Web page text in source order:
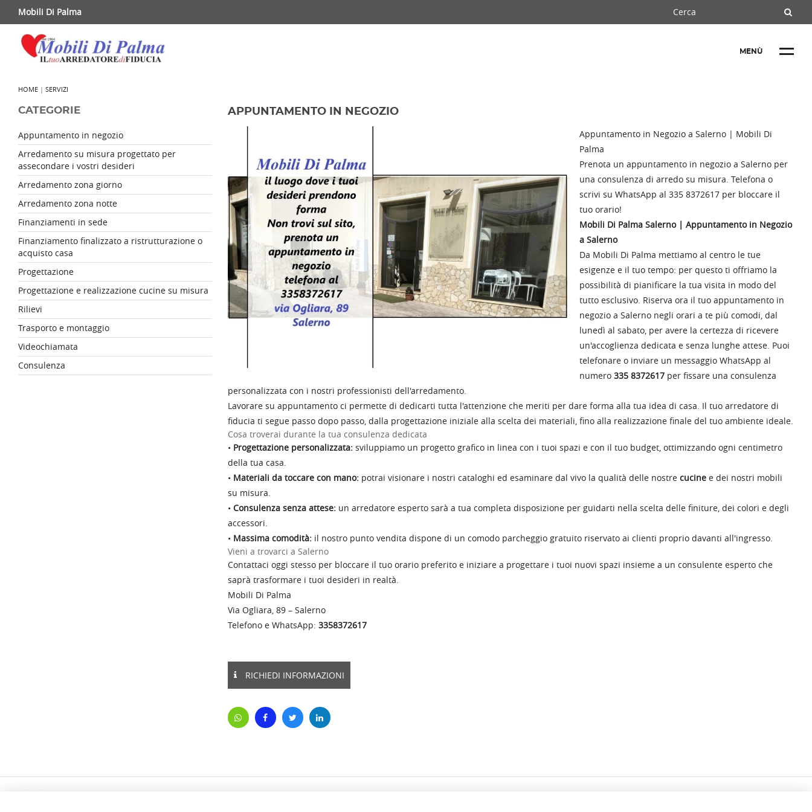
Mobili Di Palma
MENÙ
HOME | SERVIZI
CATEGORIE
Appuntamento in negozio
Arredamento su misura progettato per
assecondare i vostri desideri
Arredamento zona giorno
Arredamento zona notte
Finanziamenti in sede
Finanziamento finalizzato a ristrutturazione o
acquisto casa
Progettazione
Progettazione e realizzazione cucine su misura
Rilievi
Trasporto e montaggio
Videochiamata
Consulenza
APPUNTAMENTO IN NEGOZIO
Appuntamento in Negozio a Salerno | Mobili Di
Palma
Prenota un appuntamento in negozio a Salerno per
una consulenza di arredo su misura. Telefona o
scrivi su WhatsApp al 335 8372617 per bloccare il
tuo orario!
Mobili Di Palma Salerno | Appuntamento in Negozio
a Salerno
Da Mobili Di Palma mettiamo al centro le tue
esigenze e il tuo tempo: per questo ti offriamo la
possibilità di pianificare la tua visita in modo del
tutto esclusivo. Riserva ora il tuo appuntamento in
negozio a Salerno negli orari a te più comodi, dal
lunedì al sabato, per avere la certezza di ricevere
un'accoglienza dedicata e senza lunghe attese. Puoi
telefonare o inviare un messaggio WhatsApp al
numero335 8372617 per fissare una consulenza
personalizzata con i nostri professionisti dell'arredamento.
Lavorare su appuntamento ci permette di dedicarti tutta l'attenzione che meriti per dare forma alla tua idea di casa. Il tuo arredatore di
fiducia ti segue passo dopo passo, dalla progettazione iniziale alla scelta dei materiali, fino alla realizzazione finale del tuo ambiente ideale.
Cosa troverai durante la tua consulenza dedicata
• Progettazione personalizzata:sviluppiamo un progetto grafico in linea con i tuoi spazi e con il tuo budget, ottimizzando ogni centimetro
della tua casa.
• Materiali da toccare con mano:potrai visionare i nostri cataloghi ed esaminare dal vivo la qualità delle nostre cucinee dei nostri mobili
su misura.
• Consulenza senza attese:un arredatore esperto sarà a tua completa disposizione per guidarti nella scelta delle finiture, dei colori e degli
accessori.
• Massima comodità:il nostro punto vendita dispone di un comodo parcheggio gratuito riservato ai clienti proprio davanti all'ingresso.
Vieni a trovarci a Salerno
Contattaci oggi stesso per bloccare il tuo orario preferito e iniziare a progettare i tuoi nuovi spazi insieme a un consulente esperto che
saprà trasformare i tuoi desideri in realtà.
Mobili Di Palma
Via Ogliara, 89 – Salerno
Telefono e WhatsApp: 3358372617
RICHIEDI INFORMAZIONI